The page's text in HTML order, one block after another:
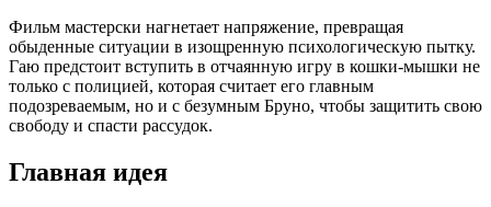
Фильм мастерски нагнетает напряжение, превращая
обыденные ситуации в изощренную психологическую пытку.
Гаю предстоит вступить в отчаянную игру в кошки-мышки не
только с полицией, которая считает его главным
подозреваемым, но и с безумным Бруно, чтобы защитить свою
свободу и спасти рассудок.
Главная идея